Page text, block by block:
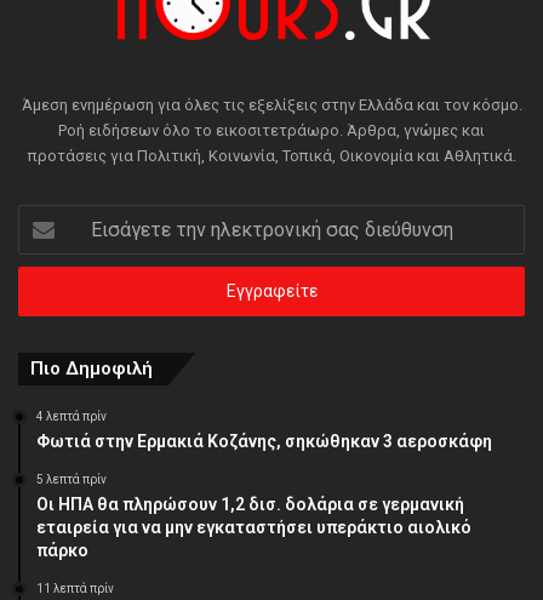
Άμεση ενημέρωση για όλες τις εξελίξεις στην Ελλάδα και τον κόσμο.
Ροή ειδήσεων όλο το εικοσιτετράωρο. Άρθρα, γνώμες και
προτάσεις για Πολιτική, Κοινωνία, Τοπικά, Οικονομία και Αθλητικά.
Εισάγετε
την
ηλεκτρονική
διεύθυνση
Πιο Δημοφιλή
4 λεπτά πρίν
Φωτιά στην Ερμακιά Κοζάνης, σηκώθηκαν 3 αεροσκάφη
5 λεπτά πρίν
Οι ΗΠΑ θα πληρώσουν 1,2 δισ. δολάρια σε γερμανική
εταιρεία για να μην εγκαταστήσει υπεράκτιο αιολικό
πάρκο
11 λεπτά πρίν